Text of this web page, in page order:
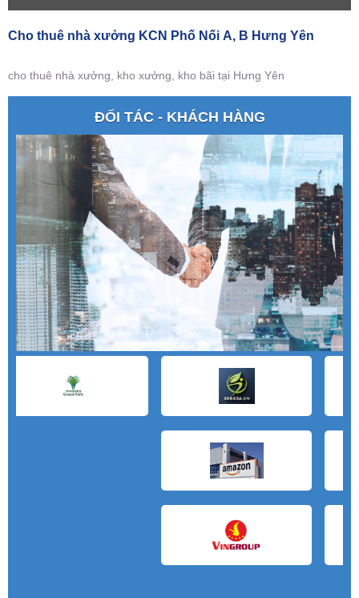
Cho thuê nhà xưởng KCN Phố Nối A, B Hưng Yên
cho thuê nhà xưởng, kho xưởng, kho bãi tại Hưng Yên
ĐỐI TÁC - KHÁCH HÀNG